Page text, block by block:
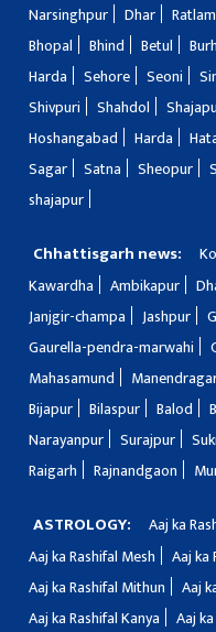
Narsinghpur
Dhar Ratlam
Bhopal
Bhind Betul
Harda
Sehore Seoni
Shivpuri
Shahdol
Hoshangabad
Harda
Sagar
Satna Sheopur
shajapur
Chhattisgarh news:
Kawardha
Ambikapur
Janjgir-champa
Jashpur
Gaurella-pendra-marwahi
Mahasamund
Bijapur
Bilaspur Balod
Narayanpur
Surajpur
Raigarh
Rajnandgaon
ASTROLOGY: Aaj ka
Aaj ka Rashifal Mesh
Aaj ka
Aaj ka Rashifal Mithun
Aaj
Aaj ka Rashifal Kanya
Aaj